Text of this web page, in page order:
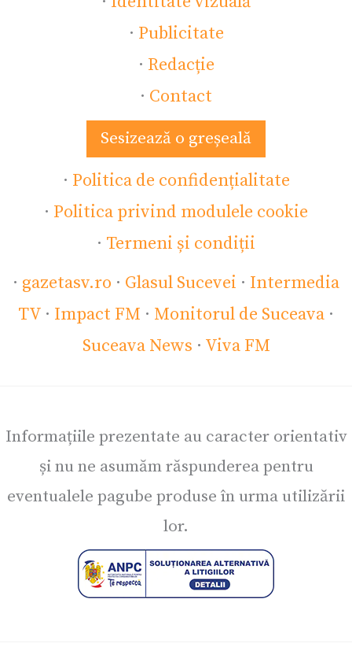
· Publicitate
· Redacție
· Contact
Sesizează o greșeală
· Politica de confidențialitate
· Politica privind modulele cookie
· Termeni și condiții
· gazetasv.ro · Glasul Sucevei · Intermedia
TV · Impact FM · Monitorul de Suceava ·
Suceava News · Viva FM
Informațiile prezentate au caracter orientativ
și nu ne asumăm răspunderea pentru
eventualele pagube produse în urma utilizării
lor.